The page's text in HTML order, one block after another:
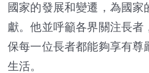
國家的發展和變遷，為國
獻。他並呼籲各界關注長者
保每一位長者都能夠享有尊
生活。